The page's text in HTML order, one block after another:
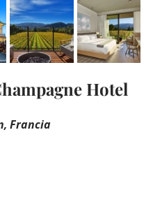
Hotel
Francia